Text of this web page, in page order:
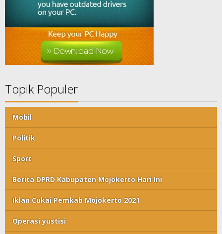
Topik Populer
Mobil
Politik
Sport
Berita DPRD Kabupaten Mojokerto Hari Ini
Iklan Cukai Pemkab Mojokerto 2021
Operasi yustisi